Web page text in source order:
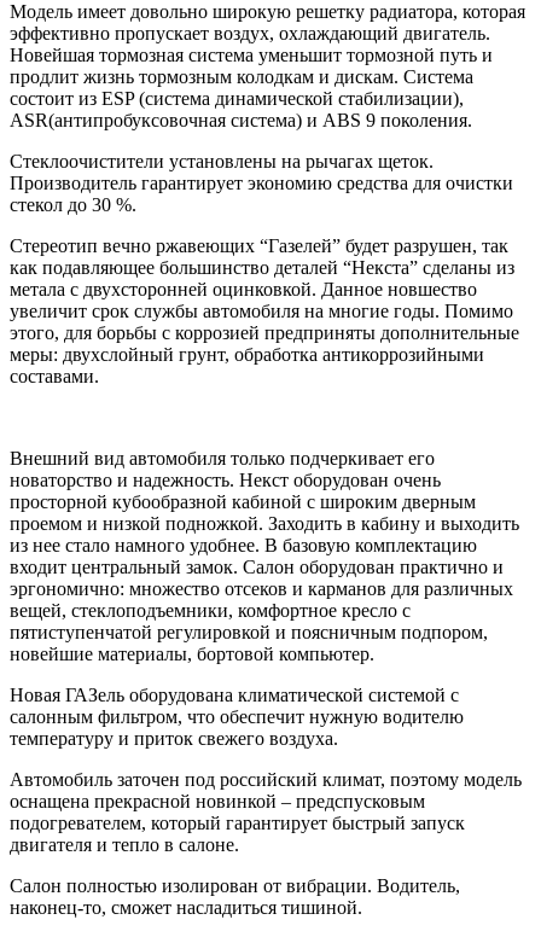
Модель имеет довольно широкую решетку радиатора, которая
эффективно пропускает воздух, охлаждающий двигатель.
Новейшая тормозная система уменьшит тормозной путь и
продлит жизнь тормозным колодкам и дискам. Система
состоит из ESP (система динамической стабилизации),
ASR(антипробуксовочная система) и ABS 9 поколения.
Стеклоочистители установлены на рычагах щеток.
Производитель гарантирует экономию средства для очистки
стекол до 30 %.
Стереотип вечно ржавеющих “Газелей” будет разрушен, так
как подавляющее большинство деталей “Некста” сделаны из
метала с двухсторонней оцинковкой. Данное новшество
увеличит срок службы автомобиля на многие годы. Помимо
этого, для борьбы с коррозией предприняты дополнительные
меры: двухслойный грунт, обработка антикоррозийными
составами.
Внешний вид автомобиля только подчеркивает его
новаторство и надежность. Некст оборудован очень
просторной кубообразной кабиной с широким дверным
проемом и низкой подножкой. Заходить в кабину и выходить
из нее стало намного удобнее. В базовую комплектацию
входит центральный замок. Салон оборудован практично и
эргономично: множество отсеков и карманов для различных
вещей, стеклоподъемники, комфортное кресло с
пятиступенчатой регулировкой и поясничным подпором,
новейшие материалы, бортовой компьютер.
Новая ГАЗель оборудована климатической системой с
салонным фильтром, что обеспечит нужную водителю
температуру и приток свежего воздуха.
Автомобиль заточен под российский климат, поэтому модель
оснащена прекрасной новинкой – предспусковым
подогревателем, который гарантирует быстрый запуск
двигателя и тепло в салоне.
Салон полностью изолирован от вибрации. Водитель,
наконец-то, сможет насладиться тишиной.